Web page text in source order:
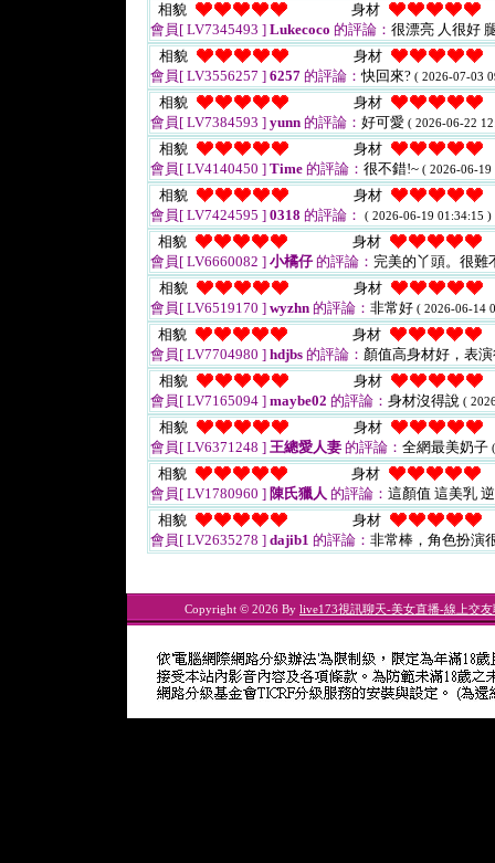
相貌
身材
會員[ LV7345493 ] Lukecoco 的評論： 很漂亮 人很好
相貌
身材
會員[ LV3556257 ] 6257 的評論：快回來? ( 2026-07-03
相貌
身材
會員[ LV7384593 ] yunn 的評論： 好可愛 ( 2026-06-22
相貌
身材
會員[ LV4140450 ] Time 的評論： 很不錯!~ ( 2026-06-19
相貌
身材
會員[ LV7424595 ] 0318 的評論： ( 2026-06-19 01:34:15 )
相貌
身材
會員[ LV6660082 ] 小橘仔的評論： 完美的丫頭。很難
相貌
身材
會員[ LV6519170 ] wyzhn 的評論： 非常好 ( 2026-06-14
相貌
身材
會員[ LV7704980 ] hdjbs 的評論： 顏值高身材好，表
相貌
身材
會員[ LV7165094 ] maybe02 的評論： 身材沒得說 (
相貌
身材
會員[ LV6371248 ] 王總愛人妻 的評論： 全網最美奶子
相貌
身材
會員[ LV1780960 ] 陳氏獵人 的評論： 這顏值 這美乳
相貌
身材
會員[ LV2635278 ] dajib1 的評論： 非常棒，角色扮演
Copyright © 2026 By live173視訊聊天-美女直播-線上交